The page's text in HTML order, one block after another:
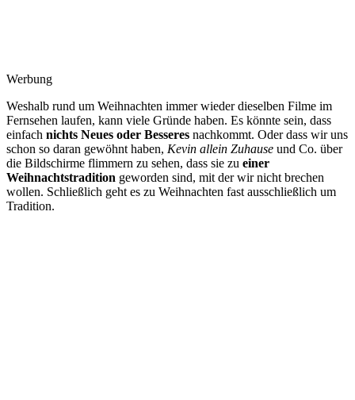
Werbung
Weshalb rund um Weihnachten immer wieder dieselben Filme im
Fernsehen laufen, kann viele Gründe haben. Es könnte sein, dass
einfach nichts Neues oder Besseres nachkommt. Oder dass wir uns
schon so daran gewöhnt haben, Kevin allein Zuhause und Co. über
die Bildschirme flimmern zu sehen, dass sie zu einer
Weihnachtstradition geworden sind, mit der wir nicht brechen
wollen. Schließlich geht es zu Weihnachten fast ausschließlich um
Tradition.